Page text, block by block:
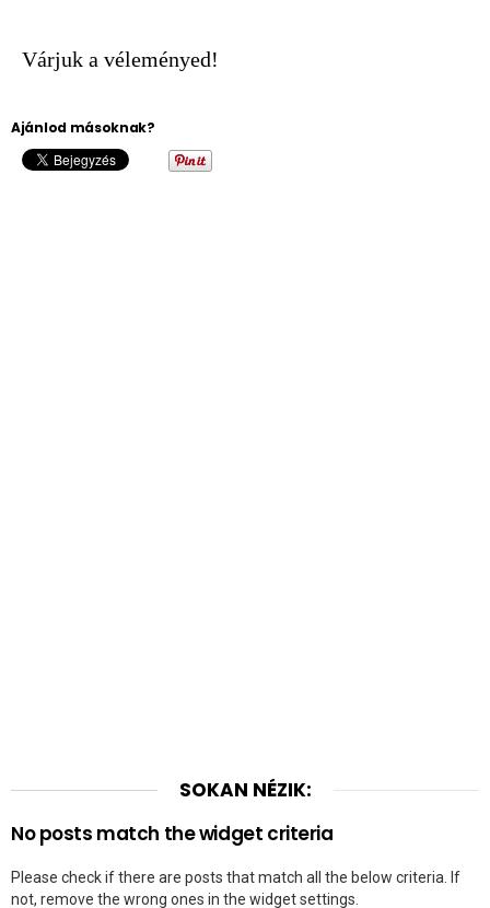
Várjuk a véleményed!
Ajánlod másoknak?
SOKAN NÉZIK:
No posts match the widget criteria
Please check if there are posts that match all the below criteria. If
not, remove the wrong ones in the widget settings.